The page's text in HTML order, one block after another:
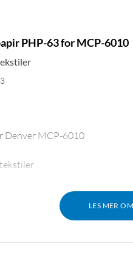
PHP-63 for MCP-6010
LES MER
Denver MCP-6010
motiv på Denver MCP-
skarpe farger, perfekt for t-